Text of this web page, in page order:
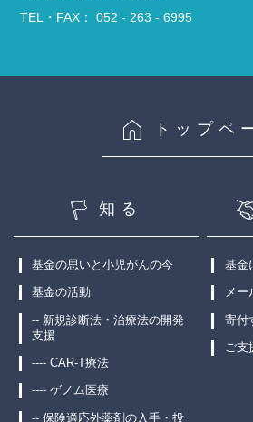
TEL・FAX： 052 - 263 - 6995
トップペ
知る
基金の思いと小児がんの今
基金の活動
-- 新規診断法・治療法の開発
支援
---- CAR-T療法
---- ゲノム医療
-- 保険適応外薬剤の入手・投
基金
メー
寄付
ご支